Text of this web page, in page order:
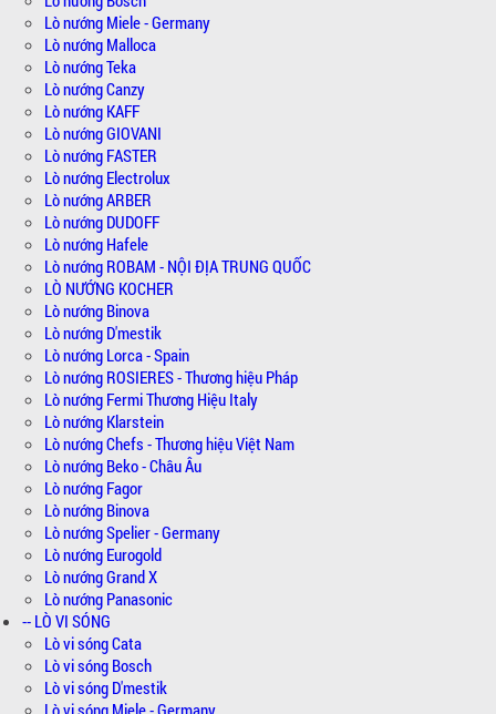
Lò nướng Miele - Germany
Lò nướng Malloca
Lò nướng Teka
Lò nướng Canzy
Lò nướng KAFF
Lò nướng GIOVANI
Lò nướng FASTER
Lò nướng Electrolux
Lò nướng ARBER
Lò nướng DUDOFF
Lò nướng Hafele
Lò nướng ROBAM - NỘI ĐỊA TRUNG QUỐC
LÒ NƯỚNG KOCHER
Lò nướng Binova
Lò nướng D'mestik
Lò nướng Lorca - Spain
Lò nướng ROSIERES - Thương hiệu Pháp
Lò nướng Fermi Thương Hiệu Italy
Lò nướng Klarstein
Lò nướng Chefs - Thương hiệu Việt Nam
Lò nướng Beko - Châu Âu
Lò nướng Fagor
Lò nướng Binova
Lò nướng Spelier - Germany
Lò nướng Eurogold
Lò nướng Grand X
Lò nướng Panasonic
-- LÒ VI SÓNG
Lò vi sóng Cata
Lò vi sóng Bosch
Lò vi sóng D'mestik
Lò vi sóng Miele - Germany